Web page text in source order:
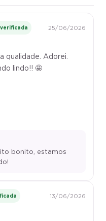
25/06/2026
qualidade. Adorei.
lindo!! 🤩
bonito, estamos
13/06/2026